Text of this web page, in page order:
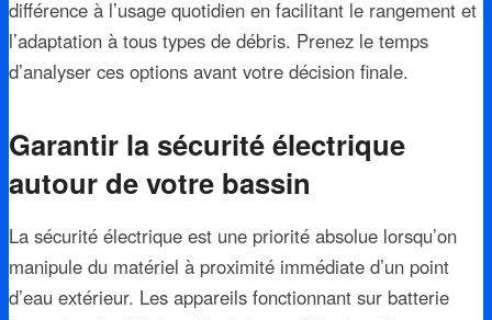
différence à l’usage quotidien en facilitant le rangement et
l’adaptation à tous types de débris. Prenez le temps
d’analyser ces options avant votre décision finale.
Garantir la sécurité électrique
autour de votre bassin
La sécurité électrique est une priorité absolue lorsqu’on
manipule du matériel à proximité immédiate d’un point
d’eau extérieur. Les appareils fonctionnant sur batterie